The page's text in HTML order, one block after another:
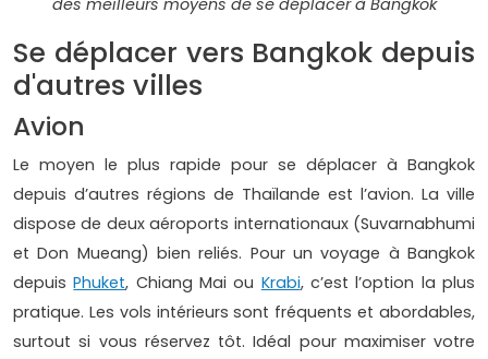
des meilleurs moyens de se déplacer à Bangkok
Se déplacer vers Bangkok depuis
d'autres villes
Avion
Le moyen le plus rapide pour se déplacer à Bangkok
depuis d’autres régions de Thaïlande est l’avion. La ville
dispose de deux aéroports internationaux (Suvarnabhumi
et Don Mueang) bien reliés. Pour un voyage à Bangkok
depuisPhuket, Chiang Mai ou Krabi, c’est l’option la plus
pratique. Les vols intérieurs sont fréquents et abordables,
surtout si vous réservez tôt. Idéal pour maximiser votre